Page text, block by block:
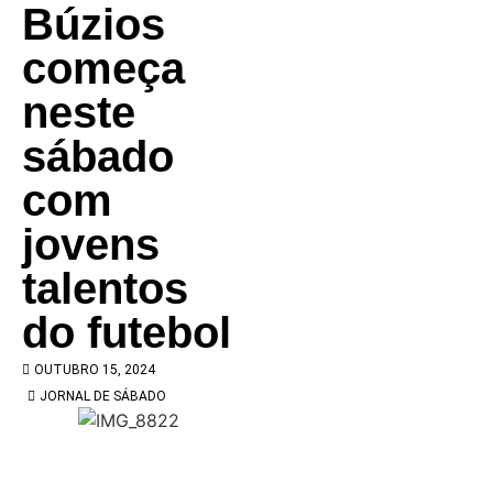
Búzios
começa
neste
sábado
com
jovens
talentos
do futebol
OUTUBRO 15, 2024
JORNAL DE SÁBADO